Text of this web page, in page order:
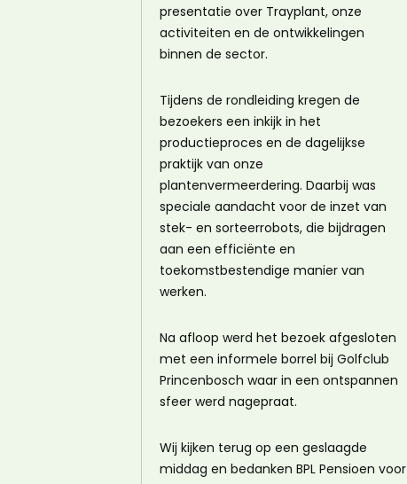
presentatie over Trayplant, onze
activiteiten en de ontwikkelingen
binnen de sector.
Tijdens de rondleiding kregen de
bezoekers een inkijk in het
productieproces en de dagelijkse
praktijk van onze
plantenvermeerdering. Daarbij was
speciale aandacht voor de inzet van
stek- en sorteerrobots, die bijdragen
aan een efficiënte en
toekomstbestendige manier van
werken.
Na afloop werd het bezoek afgesloten
met een informele borrel bij Golfclub
Princenbosch waar in een ontspannen
sfeer werd nagepraat.
Wij kijken terug op een geslaagde
middag en bedanken BPL Pensioen voor